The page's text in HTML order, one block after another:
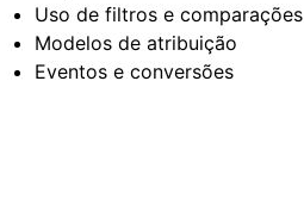
Uso de filtros e comparações
Modelos de atribuição
Eventos e conversões